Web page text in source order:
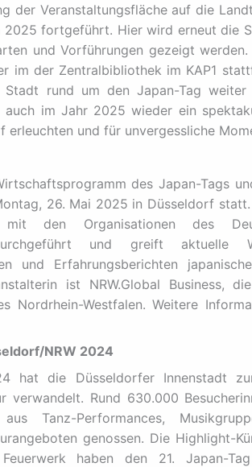
der Veranstaltungsfläche auf die
fortgeführt. Hier wird erneut die
und Vorführungen gezeigt
im der Zentralbibliothek im KAP1
rund um den Japan-Tag weiter
im Jahr 2025 wieder ein
erleuchten und für unvergessliche
des Japan-Tags
26. Mai 2025 in Düsseldorf
den Organisationen des
und greift aktuelle
und Erfahrungsberichten
ist NRW.Global Business,
Nordrhein-Westfalen. Weitere
NRW 2024
hat die Düsseldorfer Innenstadt
verwandelt. Rund 630.000
Tanz-Performances,
genossen. Die Highlight-
haben den 21. Japan-Tag